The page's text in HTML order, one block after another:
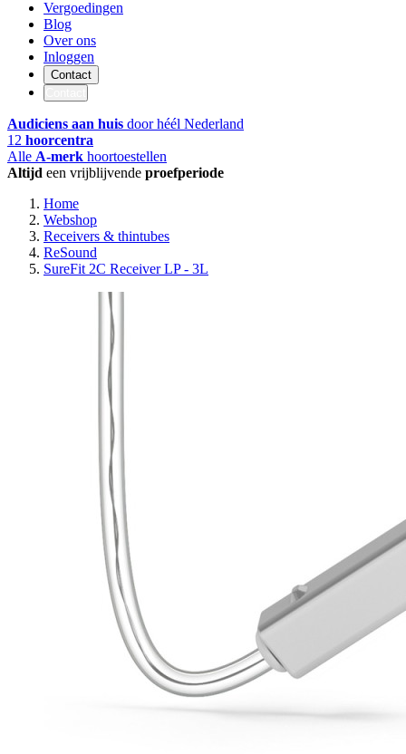
Vergoedingen
Blog
Over ons
Inloggen
Contact
Audiciens aan huis door héél Nederland
12 hoorcentra
Alle A-merk hoortoestellen
Altijd een vrijblijvende proefperiode
Home
Webshop
Receivers & thintubes
ReSound
SureFit 2C Receiver LP - 3L